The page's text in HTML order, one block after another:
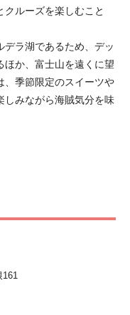
ルーズを楽しむこと
ラ湖であるため、デッ
ほか、富士山を遠くに望
、季節限定のスイーツや
しみながら海賊気分を味
161